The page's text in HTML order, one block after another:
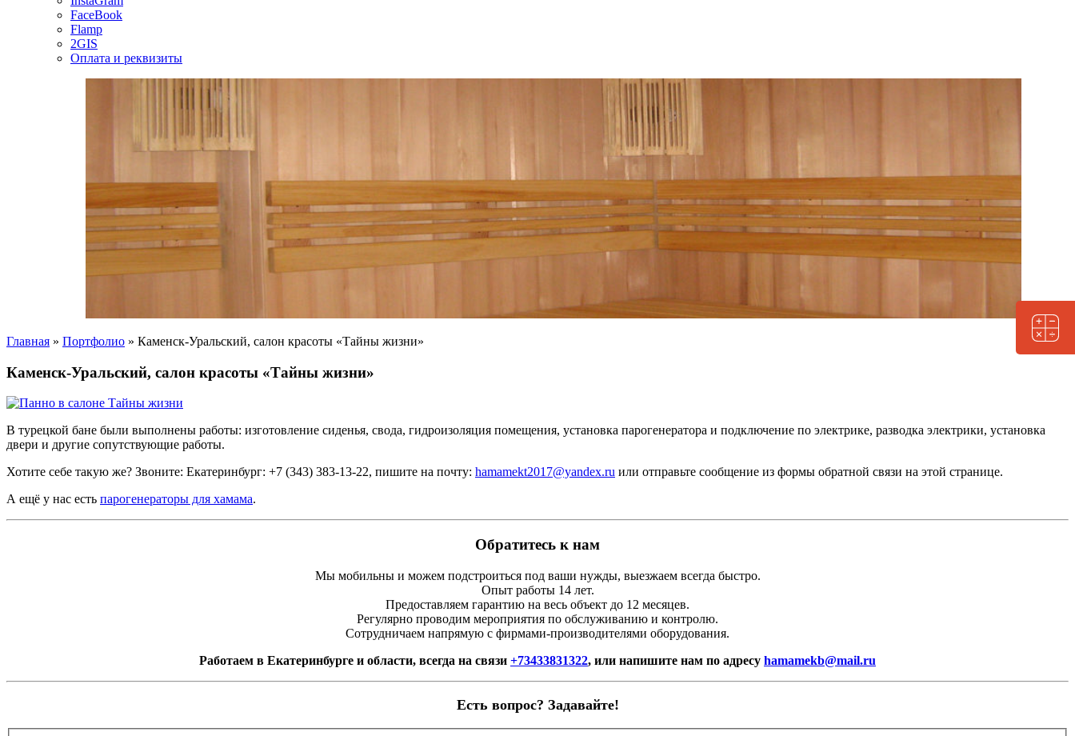
FaceBook
Flamp
2GIS
Оплата и реквизиты
Главная » Портфолио » Каменск-Уральский, салон красоты «Тайны жизни»
Каменск-Уральский, салон красоты «Тайны жизни»
В турецкой бане были выполнены работы: изготовление сиденья, свода, гидроизоляция помещения, установка парогенератора и подключение по электрике, разводка электрики, установка
двери и другие сопутствующие работы.
Хотите себе такую же? Звоните: Екатеринбург: +7 (343) 383-13-22, пишите на почту: hamamekt2017@yandex.ru или отправьте сообщение из формы обратной связи на этой странице.
А ещё у нас есть парогенераторы для хамама.
Обратитесь к нам
Мы мобильны и можем подстроиться под ваши нужды, выезжаем всегда быстро.
Опыт работы 14 лет.
Предоставляем гарантию на весь объект до 12 месяцев.
Регулярно проводим мероприятия по обслуживанию и контролю.
Сотрудничаем напрямую с фирмами-производителями оборудования.
Работаем в Екатеринбурге и области, всегда на связи +73433831322, или напишите нам по адресу hamamekb@mail.ru
Есть вопрос? Задавайте!